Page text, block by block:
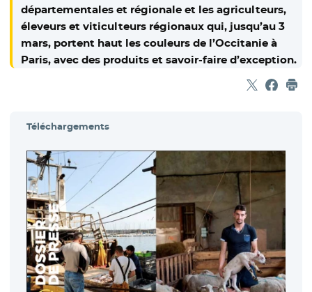
départementales et régionale et les agriculteurs,
éleveurs et viticulteurs régionaux qui, jusqu’au 3
mars, portent haut les couleurs de l’Occitanie à
Paris, avec des produits et savoir-faire d’exception.
Partager
- Nouvelle
-
Téléchargements